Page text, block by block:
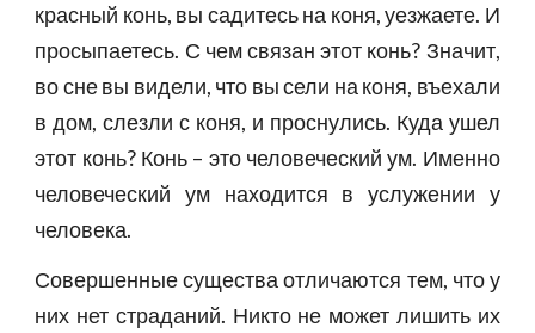
красный конь, вы садитесь на коня, уезжаете. И
просыпаетесь. С чем связан этот конь? Значит,
во сне вы видели, что вы сели на коня, въехали
в дом, слезли с коня, и проснулись. Куда ушел
этот конь? Конь – это человеческий ум. Именно
человеческий ум находится в услужении у
человека.
Совершенные существа отличаются тем, что у
них нет страданий. Никто не может лишить их